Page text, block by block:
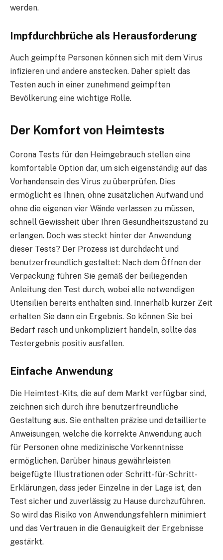
werden.
Impfdurchbrüche als Herausforderung
Auch geimpfte Personen können sich mit dem Virus
infizieren und andere anstecken. Daher spielt das
Testen auch in einer zunehmend geimpften
Bevölkerung eine wichtige Rolle.
Der Komfort von Heimtests
Corona Tests für den Heimgebrauch stellen eine
komfortable Option dar, um sich eigenständig auf das
Vorhandensein des Virus zu überprüfen. Dies
ermöglicht es Ihnen, ohne zusätzlichen Aufwand und
ohne die eigenen vier Wände verlassen zu müssen,
schnell Gewissheit über Ihren Gesundheitszustand zu
erlangen. Doch was steckt hinter der Anwendung
dieser Tests? Der Prozess ist durchdacht und
benutzerfreundlich gestaltet: Nach dem Öffnen der
Verpackung führen Sie gemäß der beiliegenden
Anleitung den Test durch, wobei alle notwendigen
Utensilien bereits enthalten sind. Innerhalb kurzer Zeit
erhalten Sie dann ein Ergebnis. So können Sie bei
Bedarf rasch und unkompliziert handeln, sollte das
Testergebnis positiv ausfallen.
Einfache Anwendung
Die Heimtest-Kits, die auf dem Markt verfügbar sind,
zeichnen sich durch ihre benutzerfreundliche
Gestaltung aus. Sie enthalten präzise und detaillierte
Anweisungen, welche die korrekte Anwendung auch
für Personen ohne medizinische Vorkenntnisse
ermöglichen. Darüber hinaus gewährleisten
beigefügte Illustrationen oder Schritt-für-Schritt-
Erklärungen, dass jeder Einzelne in der Lage ist, den
Test sicher und zuverlässig zu Hause durchzuführen.
So wird das Risiko von Anwendungsfehlern minimiert
und das Vertrauen in die Genauigkeit der Ergebnisse
gestärkt.